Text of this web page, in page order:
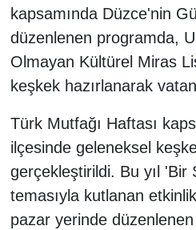
kapsamında Düzce'nin
düzenlenen programda,
Olmayan Kültürel Miras
keşkek hazırlanarak
Türk Mutfağı Haftası
ilçesinde geleneksel
gerçekleştirildi. Bu yıl 'Bir
temasıyla kutlanan
pazar yerinde